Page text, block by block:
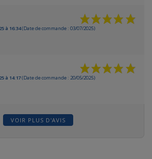
à 16:34(Date de commande : 03/07/2025)
à 14:17(Date de commande : 20/05/2025)
VOIR PLUS D'AVIS